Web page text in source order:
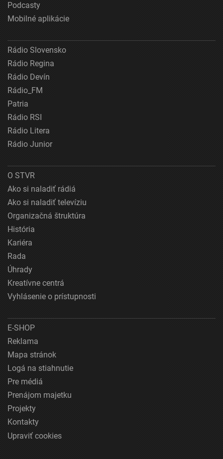
Podcasty
Mobilné aplikácie
Rádio Slovensko
Rádio Regina
Rádio Devín
Rádio_FM
Patria
Rádio RSI
Rádio Litera
Rádio Junior
O STVR
Ako si naladiť rádiá
Ako si naladiť televíziu
Organizačná štruktúra
História
Kariéra
Rada
Úhrady
Kreatívne centrá
Vyhlásenie o prístupnosti
E-SHOP
Reklama
Mapa stránok
Logá na stiahnutie
Pre médiá
Prenájom majetku
Projekty
Kontakty
Upraviť cookies